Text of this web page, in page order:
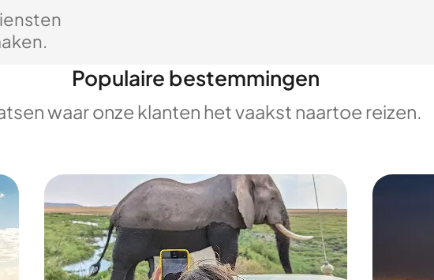
Populaire bestemmingen
waar onze klanten het vaakst naartoe reizen.